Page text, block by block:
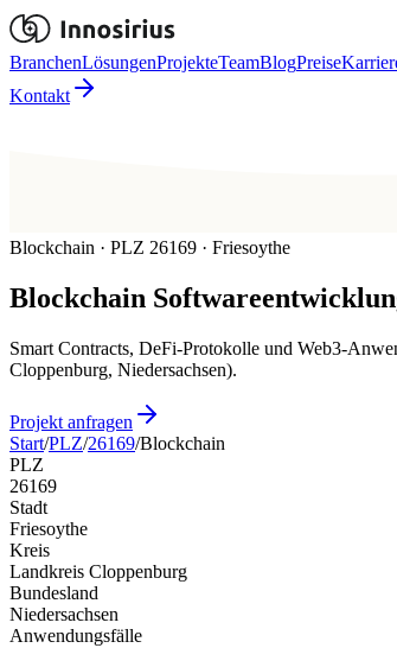
BranchenLösungenProjekteTeamBlogPreise
Kontakt
Blockchain · PLZ 26169 · Friesoythe
Blockchain
Smart Contracts, DeFi-Protokolle und Web3-
Cloppenburg, Niedersachsen).
Projekt anfragen
Start/PLZ/26169/Blockchain
PLZ
26169
Stadt
Friesoythe
Kreis
Landkreis Cloppenburg
Bundesland
Niedersachsen
Anwendungsfälle